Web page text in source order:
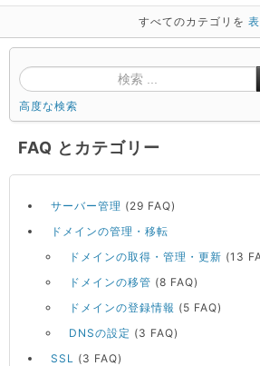
すべてのカテゴリを
高度な検索
FAQ とカテゴリー
サーバー管理 (29 FAQ)
ドメインの管理・移転
ドメインの取得・管理・更新 (13
ドメインの移管 (8 FAQ)
ドメインの登録情報 (5 FAQ)
DNSの設定 (3 FAQ)
SSL
(3 FAQ)